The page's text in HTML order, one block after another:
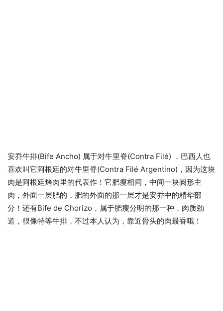
安乔牛排(Bife Ancho) 属于对牛里脊(Contra Filé) ，巴西人也
喜欢叫它阿根廷的对牛里脊(Contra Filé Argentino)，因为这块
肉是阿根廷烤肉里的代表作！它肥瘦相间，中间一块圆形主
肉，外面一层肥的，肥的外面的那一层才是安乔中的精华部
分！还有Bife de Chorizo，属于肥瘦分明的那一种，肉质劲
道，很像特等牛排，不过本人认为，靠近骨头的肉最香哦！